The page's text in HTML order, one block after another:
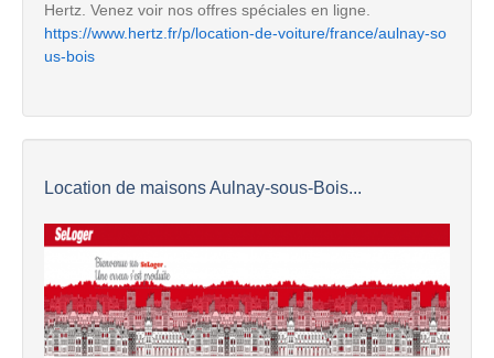
Hertz. Venez voir nos offres spéciales en ligne.
https://www.hertz.fr/p/location-de-voiture/france/aulnay-so
us-bois
Location de maisons Aulnay-sous-Bois...